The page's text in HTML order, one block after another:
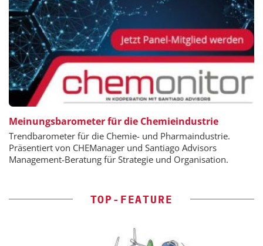
Meinungsbarometer für die Chemieindustrie
Trendbarometer für die Chemie- und Pharmaindustrie.
Präsentiert von CHEManager und Santiago Advisors
Management-Beratung für Strategie und Organisation.
TOP-FEATURE